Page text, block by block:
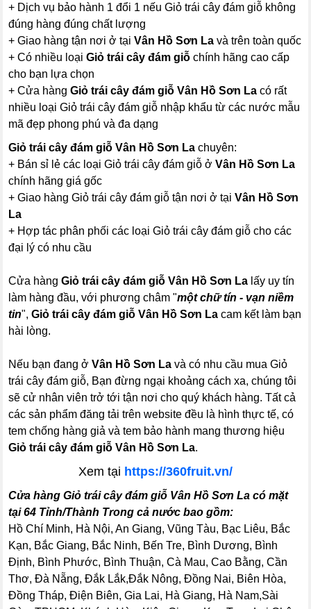
+ Dịch vụ bảo hành 1 đổi 1 nếu Giỏ trái cây đám giỗ không
đúng hàng đúng chất lượng
+ Giao hàng tận nơi ở tạiVân Hồ Sơn La và trên toàn quốc
+ Có nhiều loạiGiỏ trái cây đám giỗ chính hãng cao cấp
cho bạn lựa chọn
+ Cửa hàngGiỏ trái cây đám giỗ Vân Hồ Sơn La có rất
nhiều loại Giỏ trái cây đám giỗ nhập khẩu từ các nước mẫu
mã đẹp phong phú và đa dạng
Giỏ trái cây đám giỗ Vân Hồ Sơn Lachuyên:
+ Bán sỉ lẻ các loại Giỏ trái cây đám giỗ ởVân Hồ Sơn La
chính hãng giá gốc
+ Giao hàng Giỏ trái cây đám giỗ tận nơi ở tạiVân Hồ Sơn
La
+ Hợp tác phân phối các loại Giỏ trái cây đám giỗ cho các
đại lý có nhu cầu
Cửa hàngGiỏ trái cây đám giỗ Vân Hồ Sơn La lấy uy tín
làm hàng đầu, với phương châm "một chữ tín - vạn niềm
tin",Giỏ trái cây đám giỗ Vân Hồ Sơn La cam kết làm bạn
hài lòng.
Nếu bạn đang ởVân Hồ Sơn La và có nhu cầu mua Giỏ
trái cây đám giỗ, Bạn đừng ngại khoảng cách xa, chúng tôi
sẽ cử nhân viên trở tới tận nơi cho quý khách hàng. Tất cả
các sản phẩm đăng tải trên website đều là hình thực tế, có
tem chống hàng giả và tem bảo hành mang thương hiệu
Giỏ trái cây đám giỗ Vân Hồ Sơn La.
Xem tại https://360fruit.vn/
Cửa hàng Giỏ trái cây đám giỗ Vân Hồ Sơn La có mặt
tại 64 Tỉnh/Thành Trong cả nước bao gồm:
Hồ Chí Minh, Hà Nội, An Giang, Vũng Tàu, Bạc Liêu, Bắc
Kạn, Bắc Giang, Bắc Ninh, Bến Tre, Bình Dương, Bình
Định, Bình Phước, Bình Thuận, Cà Mau, Cao Bằng, Cần
Thơ, Đà Nẵng, Đắk Lắk,Đắk Nông, Đồng Nai, Biên Hòa,
Đồng Tháp, Điện Biên, Gia Lai, Hà Giang, Hà Nam,Sài